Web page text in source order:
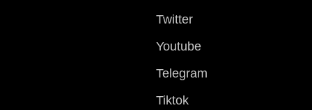
Twitter
Youtube
Telegram
Tiktok